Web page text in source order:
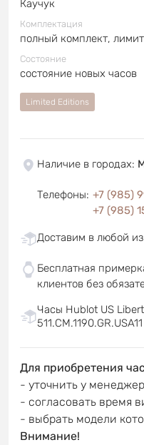
Каучук
Комплектация
полный комплект,
Состояние
состояние новых часов
Limited Editions
Наличие в городах:
Телефоны: +7 (985)
+7 (985)
Доставим в любой
Бесплатная
клиентов без
Часы Hublot US
Для приобретения
- уточнить у
- согласовать время
- выбрать модели
Внимание!